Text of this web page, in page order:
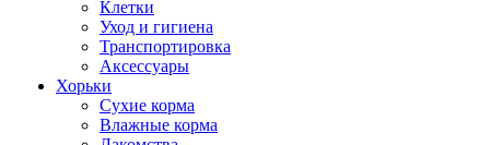
Клетки
Уход и гигиена
Транспортировка
Аксессуары
Хорьки
Сухие корма
Влажные корма